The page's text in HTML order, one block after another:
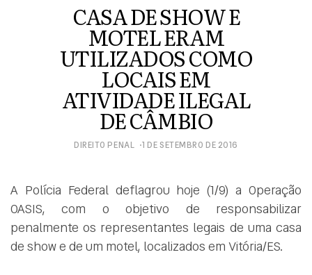
CASA DE SHOW E
MOTEL ERAM
UTILIZADOS COMO
LOCAIS EM
ATIVIDADE ILEGAL
DE CÂMBIO
DIREITO PENAL 1 DE SETEMBRO DE 2016
A Polícia Federal deflagrou hoje (1/9) a Operação
OASIS, com o objetivo de responsabilizar
penalmente os representantes legais de uma casa
de show e de um motel, localizados em Vitória/ES.